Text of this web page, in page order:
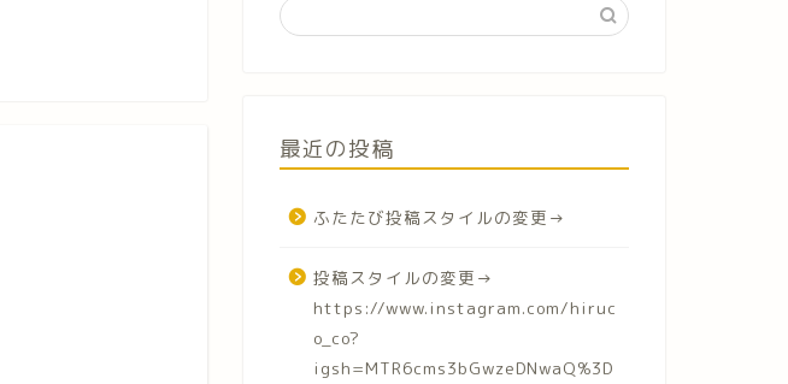
最近の投稿
ふたたび投稿スタイルの変更→
投稿スタイルの変更→
https://www.instagram.com/hiruc
o_co?
igsh=MTR6cms3bGwzeDNwaQ%3D